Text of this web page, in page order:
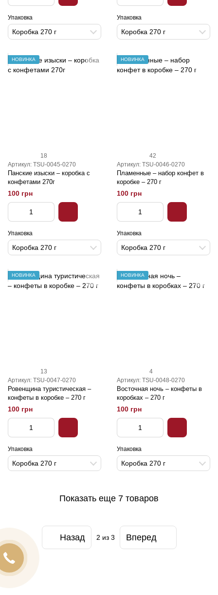
Упаковка
Коробка 270 г
Упаковка
Коробка 270 г
НОВИНКА
18
Артикул: TSU-0045-0270
Панские изыски – коробка с
конфетами 270г
100 грн
Упаковка
Коробка 270 г
НОВИНКА
42
Артикул: TSU-0046-0270
Пламенные – набор конфет в
коробке – 270 г
100 грн
Упаковка
Коробка 270 г
НОВИНКА
13
Артикул: TSU-0047-0270
Ровенщина туристическая –
конфеты в коробке – 270 г
100 грн
Упаковка
Коробка 270 г
НОВИНКА
4
Артикул: TSU-0048-0270
Восточная ночь – конфеты в
коробках – 270 г
100 грн
Упаковка
Коробка 270 г
Показать еще 7 товаров
Назад 2 из 3 Вперед